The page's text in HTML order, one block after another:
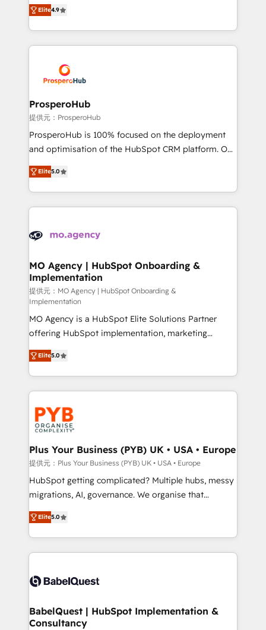
transformation process A methodology designed to
implement HubSpot effectively and optimize your
record of business transformation, our growth-first
approach has helped brands dominate their
sales processes to generate growth. Our offer spans
from Strategy to Operations. We specialize in CRM
onboarding and implementation, web design, sales
extensive experience working with tech companies
and manufacturers since 2002, we are committed to
empowering our clients and developing their
autonomy. Get to grips with HubSpot through
guided implementation and seamless integration of
the CRM platform into your digital ecosystem. Would
marketing strategy? We'll provide support tailored
to your needs and sales objectives. With 125+
Accreditations. Based in Canada (coast to coast), our
services are offered in both English & French.
Elite4.9
ProsperoHub
提供元：ProsperoHub
ProsperoHub is 100% focused on the deployment
and optimisation of the HubSpot CRM platform. Our
highly experienced team of solutions experts will
ensure that you achieve maximum adoption and
ROI from your HubSpot investment. Use our
extensive HubSpot, sales, marketing, service and
HubSpot journey, design and implement your
infrastructure to life. Our collaborative approach
keeps you in control whilst we plan and support the
route to your revenue goals. We have successfully
supported over 500 organisations with HubSpot
implementation, optimisation, training, and
adoption assurance. Our tried and tested Roadmap
methodology will ensure that you receive the best
deployment experience possible. Whether you are
new to HubSpot or seeking to turn around a poor
install, our team have the change management
expertise to deliver the solutions you need.
Elite5.0
MO Agency | HubSpot Onboarding &
Implementation
提供元：MO Agency | HubSpot Onboarding &
Implementation
MO Agency is a HubSpot Elite Solutions Partner
offering HubSpot implementation, marketing
automation, CRM and RevOps consulting, B2B SEO,
paid media, content marketing, AEO and GEO (AI
search optimisation), and HubSpot Content Hub and
WordPress development. We work with enterprise
and growth-led companies across technology,
professional services, financial services and
industrial sectors. Offices in Johannesburg, Cape
Town, Dubai & London. 500+ HubSpot CRM
implementations delivered. AI visibility coverage
across ChatGPT, Claude, Perplexity, Gemini and
Google AI Overviews. HubSpot Impact Award -
Innovation HubSpot Impact Award - Platform
Migration Excellence HubSpot Impact Award -
accreditations with HubSpot.
Elite5.0
Plus Your Business (PYB) UK • USA • Europe
提供元：Plus Your Business (PYB) UK • USA • Europe
HubSpot getting complicated? Multiple hubs, messy
migrations, AI, governance. We organise that
complexity, so your team can put HubSpot to work...
Welcome to our Profile! We help with: • CRM
implementation, reports, workflows, and team
training • CRM migration from Salesforce, Pipedrive,
custom API integrations • AI governance for
Boutique 'Elite' team of 12 • 150+ clients across Sales
Hub, Marketing Hub, Service Hub, Data Hub and
Elite5.0
BabelQuest | HubSpot Implementation &
Consultancy